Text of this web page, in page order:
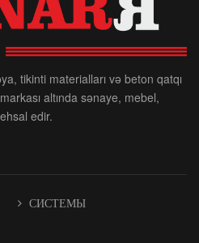
tikinti materialları və beton qatqı
altında sənaye, mebel,
edir.
СИСТЕМЫ